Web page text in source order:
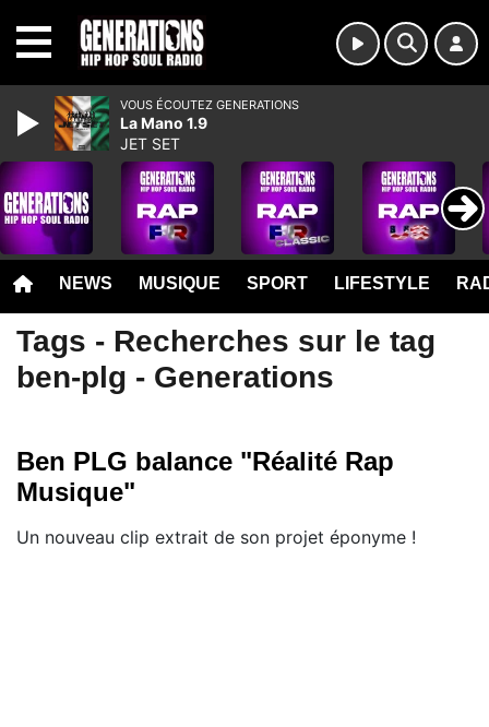
NEWS MUSIQUE SPORT LIFESTYLE
Tags - Recherches sur le tag
ben-plg - Generations
Ben PLG balance "Réalité Rap
Musique"
Un nouveau clip extrait de son projet éponyme !
VOUS ÉCOUTEZ GENERATIONS
La Mano 1.9
JET SET